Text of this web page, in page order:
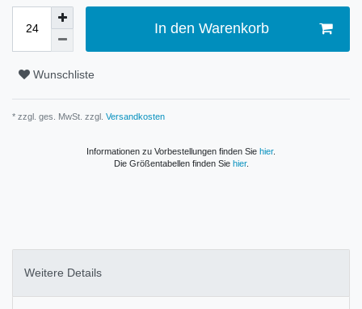
In den Warenkorb
Wunschliste
* zzgl. ges. MwSt. zzgl. Versandkosten
Informationen zu Vorbestellungen finden Sie hier.
Die Größentabellen finden Sie hier.
Weitere Details